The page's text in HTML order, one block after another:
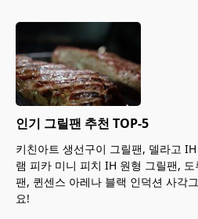
인기 그릴팬 추천 TOP-5
키친아트 생선구이 그릴팬, 델라고
램 피카 미니 피치 IH 원형 그릴팬,
팬, 퀸센스 아레나 블랙 인덕션 사각
요!